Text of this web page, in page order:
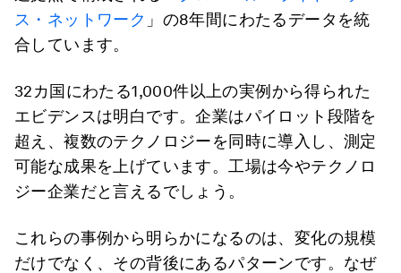
ス・ネットワーク 」の8年間にわたるデータを統
合しています。
32カ国にわたる1,000件以上の実例から得られた
エビデンスは明白です。企業はパイロット段階を
超え、複数のテクノロジーを同時に導入し、測定
可能な成果を上げています。工場は今やテクノロ
ジー企業だと言えるでしょう。
これらの事例から明らかになるのは、変化の規模
だけでなく、その背後にあるパターンです。なぜ